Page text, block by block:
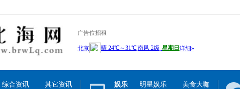
广告位招租
综合资讯
其它资讯
娱乐 明星娱乐
美食大咖